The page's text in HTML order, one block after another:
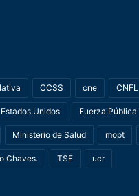
CCSS cne CNFL
Estados Unidos Fuerza Pública
Ministerio de Salud mopt
Chaves. TSE ucr